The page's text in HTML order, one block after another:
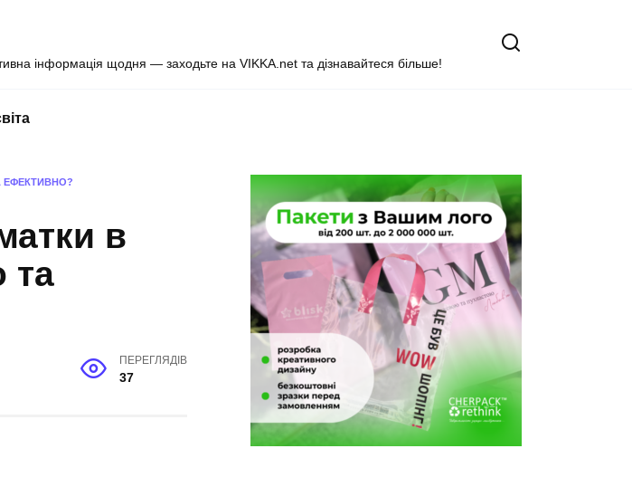
інформація щодня — заходьте на VIKKA.net та дізнавайтеся більше!
ЕФЕКТИВНО?
в
та
ПЕРЕГЛЯДІВ
37